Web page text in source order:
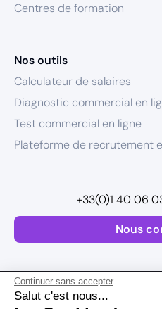
Continuer sans accepter
Salut c'est nous...
Centres de formation
Nos outils
Calculateur de salaires
Diagnostic commercial en
Test commercial en ligne
Plateforme de recrutement
Nous
+33(0)1 40 06